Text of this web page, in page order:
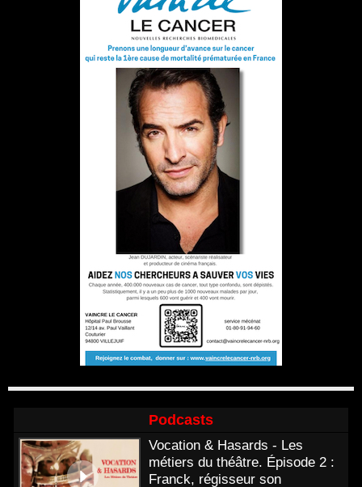
Podcasts
Vocation & Hasards - Les
métiers du théâtre. Épisode 2 :
Franck, régisseur son